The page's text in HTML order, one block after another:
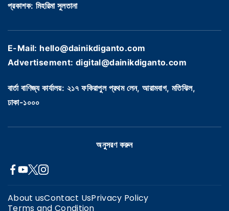
প্রকাশক: মিহরিমা সুলতানা
E-Mail: hello@dainikdiganto.com
Advertisement: digital@dainikdiganto.com
বার্তা বাণিজ্য কার্যালয়: ২১৭ ফকিরাপুল প্রথম লেন, আরামবাগ, মতিঝিল,
ঢাকা-১০০০
অনুসরণ করুন
About usContact UsPrivacy Policy
Terms and Condition